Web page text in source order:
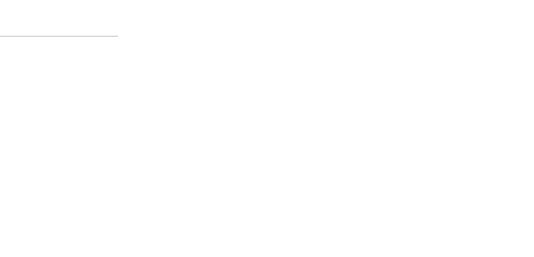
DÍA INOLVIDABLE DE LA FIESTA CAPITAL NACIONAL
ENCUENTRO DE INTERCAMBIO Y TRABAJO EN